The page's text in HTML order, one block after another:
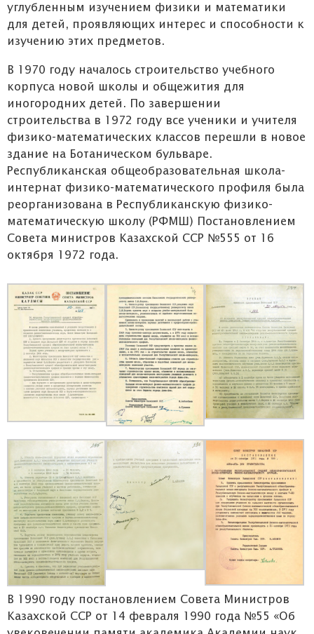
углубленным изучением физики и математики
для детей, проявляющих интерес и способности к
изучению этих предметов.
В 1970 году началось строительство учебного
корпуса новой школы и общежития для
иногородних детей. По завершении
строительства в 1972 году все ученики и учителя
физико-математических классов перешли в новое
здание на Ботаническом бульваре.
Республиканская общеобразовательная школа-
интернат физико-математического профиля была
реорганизована в Республиканскую физико-
математическую школу (РФМШ) Постановлением
Совета министров Казахской ССР №555 от 16
октября 1972 года.
В 1990 году постановлением Совета Министров
Казахской ССР от 14 февраля 1990 года №55 «Об